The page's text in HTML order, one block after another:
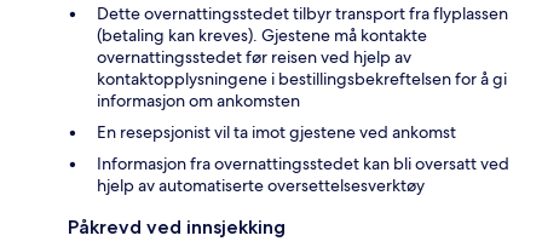
Dette overnattingsstedet tilbyr transport fra flyplassen
(betaling kan kreves). Gjestene må kontakte
overnattingsstedet før reisen ved hjelp av
kontaktopplysningene i bestillingsbekreftelsen for å gi
informasjon om ankomsten
En resepsjonist vil ta imot gjestene ved ankomst
Informasjon fra overnattingsstedet kan bli oversatt ved
hjelp av automatiserte oversettelsesverktøy
Påkrevd ved innsjekking